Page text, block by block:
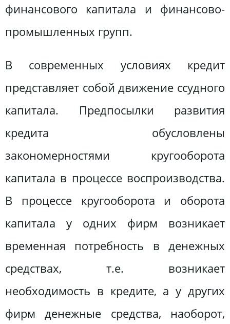
финансового капитала и финансово-
промышленных групп.
В современных условиях кредит
представляет собой движение ссудного
капитала. Предпосылки развития
кредита обусловлены
закономерностями кругооборота
капитала в процессе воспроизводства.
В процессе кругооборота и оборота
капитала у одних фирм возникает
временная потребность в денежных
средствах, т.е. возникает
необходимость в кредите, а у других
фирм денежные средства, наоборот,